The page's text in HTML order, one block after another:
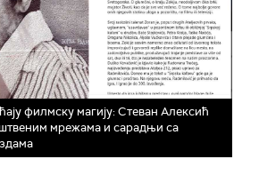
филмску магију: Стеван Алексић
мрежама и сарадњи са